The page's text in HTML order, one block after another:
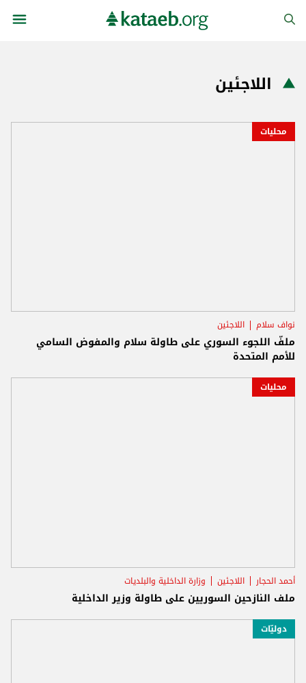
اللاجئين
محليات
نواف سلام اللاجئين
ملفّ اللجوء السوري على طاولة سلام والمفوض السامي
للأمم المتحدة
محليات
أحمد الحجار اللاجئين وزارة الداخلية والبلديات
ملف النازحين السوريين على طاولة وزير الداخلية
دوليّات